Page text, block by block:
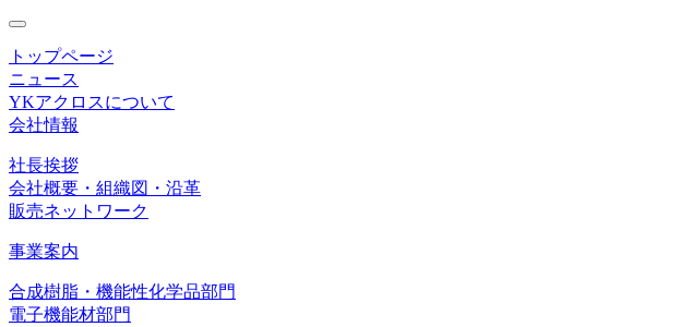
toggle
navigation
トップページ
ニュース
YKアクロスについて
会社情報
社長挨拶
会社概要・組織図・沿革
販売ネットワーク
事業案内
合成樹脂・機能性化学品部門
電子機能材部門